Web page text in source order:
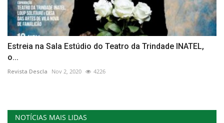
Estreia na Sala Estúdio do Teatro da Trindade INATEL,
o...
Revista Descla Nov 2, 2020 4226
NOTÍCIAS MAIS LIDAS